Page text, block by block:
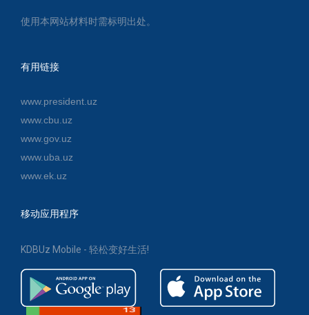
使用本网站材料时需标明出处。
有用链接
www.president.uz
www.cbu.uz
www.gov.uz
www.uba.uz
www.ek.uz
移动应用程序
KDBUz Mobile - 轻松变好生活!